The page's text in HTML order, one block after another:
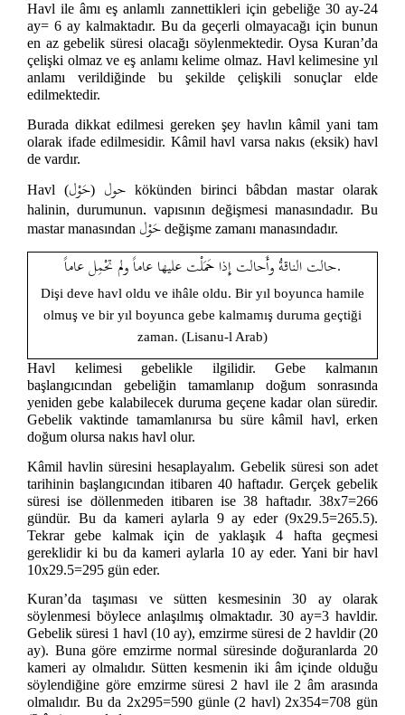
Havl ile âmı eş anlamlı zannettikleri için gebeliğe 30 ay-24
ay= 6 ay kalmaktadır. Bu da geçerli olmayacağı için bunun
en az gebelik süresi olacağı söylenmektedir. Oysa Kuran’da
çelişki olmaz ve eş anlamı kelime olmaz. Havl kelimesine yıl
anlamı verildiğinde bu şekilde çelişkili sonuçlar elde
edilmektedir.
Burada dikkat edilmesi gereken şey havlın kâmil yani tam
olarak ifade edilmesidir. Kâmil havl varsa nakıs (eksik) havl
de vardır.
Havl (حَوْل) حول kökünden birinci bâbdan mastar olarak
halinin, durumunun, yapısının değişmesi manasındadır. Bu
mastar manasından حَوْل değişme zamanı manasındadır.
حالت الناقةُ وأَحالت إِذا حَمَلْت عليها عاماً ولم تحْمِل عاماً.
Dişi deve havl oldu ve ihâle oldu. Bir yıl boyunca hamile
olmuş ve bir yıl boyunca gebe kalmamış duruma geçtiği
zaman. (Lisanu-l Arab)
Havl kelimesi gebelikle ilgilidir. Gebe kalmanın
başlangıcından gebeliğin tamamlanıp doğum sonrasında
yeniden gebe kalabilecek duruma geçene kadar olan süredir.
Gebelik vaktinde tamamlanırsa bu süre kâmil havl, erken
doğum olursa nakıs havl olur.
Kâmil havlin süresini hesaplayalım. Gebelik süresi son adet
tarihinin başlangıcından itibaren 40 haftadır. Gerçek gebelik
süresi ise döllenmeden itibaren ise 38 haftadır. 38x7=266
gündür. Bu da kameri aylarla 9 ay eder (9x29.5=265.5).
Tekrar gebe kalmak için de yaklaşık 4 hafta geçmesi
gereklidir ki bu da kameri aylarla 10 ay eder. Yani bir havl
10x29.5=295 gün eder.
Kuran’da taşıması ve sütten kesmesinin 30 ay olarak
söylenmesi böylece anlaşılmış olmaktadır. 30 ay=3 havldir.
Gebelik süresi 1 havl (10 ay), emzirme süresi de 2 havldir (20
ay). Buna göre emzirme normal süresinde doğuranlarda 20
kameri ay olmalıdır. Sütten kesmenin iki âm içinde olduğu
söylendiğine göre emzirme süresi 2 havl ile 2 âm arasında
olmalıdır. Bu da 2x295=590 günle (2 havl) 2x354=708 gün